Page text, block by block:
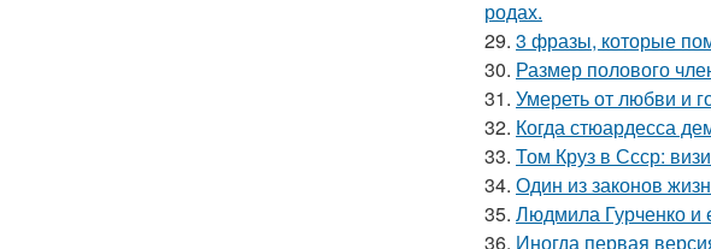
родах.
29. 3 фразы, которые
30. Размер полового
31. Умереть от любви и
32. Когда стюардесса
33. Том Круз в Ссср:
34. Один из законов
35. Людмила Гурченко и
36. Иногда первая